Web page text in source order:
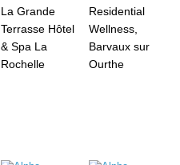
La Grande
Terrasse Hôtel
& Spa La
Rochelle
Residential
Wellness,
Barvaux sur
Ourthe